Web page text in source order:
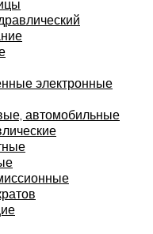
электронные
автомобильные